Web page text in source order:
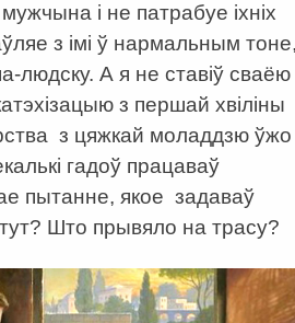
і не патрабуе іхніх
з імі ў нармальным
людску. А я не ставіў сваёю
з першай хвіліны
з цяжкай моладдзю ўжо
гадоў працаваў
пытанне, якое задаваў
Што прывяло на трасу?